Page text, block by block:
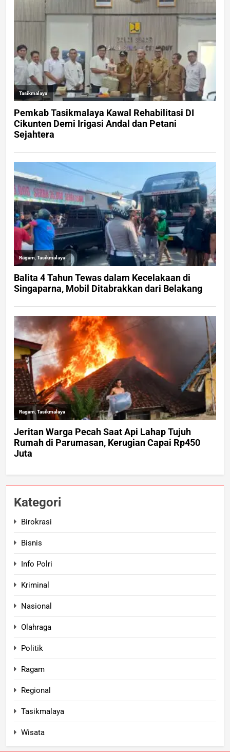
Kategori
Birokrasi
Bisnis
Info Polri
Kriminal
Nasional
Olahraga
Politik
Ragam
Regional
Tasikmalaya
Wisata